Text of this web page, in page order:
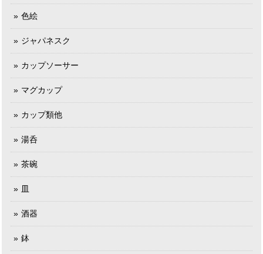
色絵
ジャパネスク
カップソーサー
マグカップ
カップ類他
湯呑
茶碗
皿
酒器
鉢